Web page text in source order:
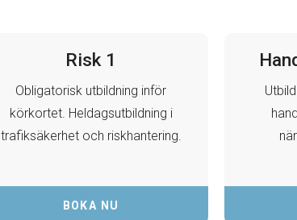
Risk 1
Obligatorisk utbildning inför
körkortet. Heldagsutbildning i
trafiksäkerhet och riskhantering.
BOKA NU